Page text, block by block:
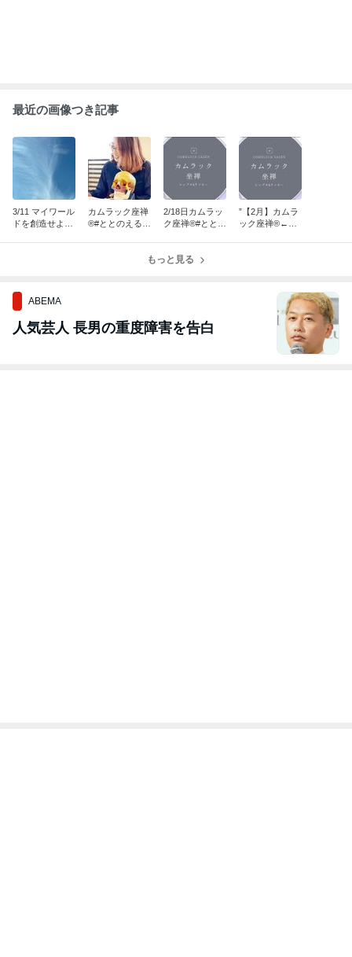
最近の画像つき記事
3/11 マイワール
ドを創造せよ！
カムラック座禅
®︎#ととのえるの
2/18日カムラッ
ク座禅®︎#ととの
”【2月】カムラ
ック座禅®︎←イ
もっと見る
ABEMA
人気芸人 長男の重度障害を告白